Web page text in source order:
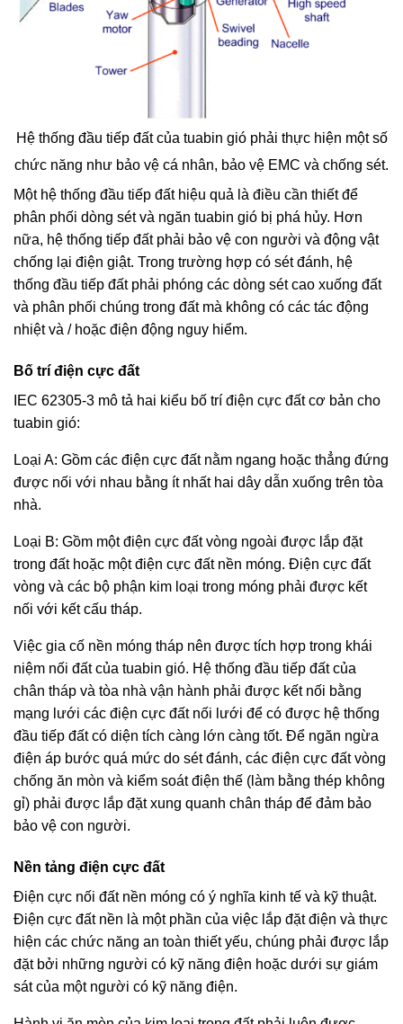
Hệ thống đầu tiếp đất của tuabin gió phải thực hiện một số
chức năng như bảo vệ cá nhân, bảo vệ EMC và chống sét.
Một hệ thống đầu tiếp đất hiệu quả là điều cần thiết để
phân phối dòng sét và ngăn tuabin gió bị phá hủy. Hơn
nữa, hệ thống tiếp đất phải bảo vệ con người và động vật
chống lại điện giật. Trong trường hợp có sét đánh, hệ
thống đầu tiếp đất phải phóng các dòng sét cao xuống đất
và phân phối chúng trong đất mà không có các tác động
nhiệt và / hoặc điện động nguy hiểm.
Bố trí điện cực đất
IEC 62305-3 mô tả hai kiểu bố trí điện cực đất cơ bản cho
tuabin gió:
Loại A: Gồm các điện cực đất nằm ngang hoặc thẳng đứng
được nối với nhau bằng ít nhất hai dây dẫn xuống trên tòa
nhà.
Loại B: Gồm một điện cực đất vòng ngoài được lắp đặt
trong đất hoặc một điện cực đất nền móng. Điện cực đất
vòng và các bộ phận kim loại trong móng phải được kết
nối với kết cấu tháp.
Việc gia cố nền móng tháp nên được tích hợp trong khái
niệm nối đất của tuabin gió. Hệ thống đầu tiếp đất của
chân tháp và tòa nhà vận hành phải được kết nối bằng
mạng lưới các điện cực đất nối lưới để có được hệ thống
đầu tiếp đất có diện tích càng lớn càng tốt. Để ngăn ngừa
điện áp bước quá mức do sét đánh, các điện cực đất vòng
chống ăn mòn và kiểm soát điện thế (làm bằng thép không
gỉ) phải được lắp đặt xung quanh chân tháp để đảm bảo
bảo vệ con người.
Nền tảng điện cực đất
Điện cực nối đất nền móng có ý nghĩa kinh tế và kỹ thuật.
Điện cực đất nền là một phần của việc lắp đặt điện và thực
hiện các chức năng an toàn thiết yếu, chúng phải được lắp
đặt bởi những người có kỹ năng điện hoặc dưới sự giám
sát của một người có kỹ năng điện.